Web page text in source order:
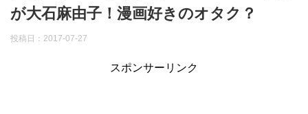
が大石麻由子！漫画好きのオタク？
投稿日： 2017-07-27
スポンサーリンク